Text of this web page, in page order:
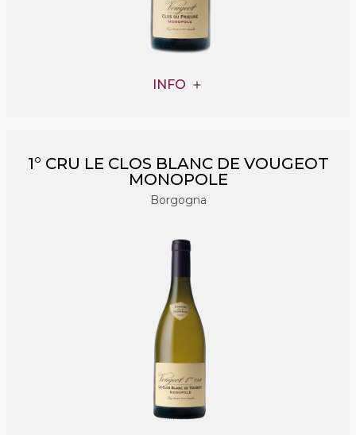
INFO
1° CRU LE CLOS BLANC DE VOUGEOT
MONOPOLE
Borgogna